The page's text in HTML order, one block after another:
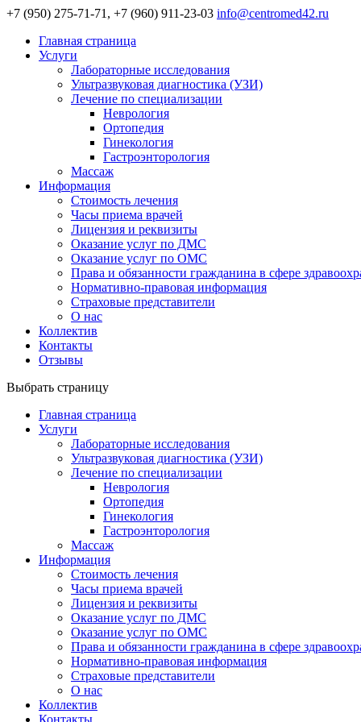
+7 (950) 275-71-71, +7 (960) 911-23-03 info@centromed42.ru
Главная страница
Услуги
Лабораторные исследования
Ультразвуковая диагностика (УЗИ)
Лечение по специализации
Неврология
Ортопедия
Гинекология
Гастроэнторология
Массаж
Информация
Стоимость лечения
Часы приема врачей
Лицензия и реквизиты
Оказание услуг по ДМС
Оказание услуг по ОМС
Права и обязанности гражданина в сфере
Нормативно-правовая информация
Страховые представители
О нас
Коллектив
Контакты
Отзывы
Выбрать страницу
Главная страница
Услуги
Лабораторные исследования
Ультразвуковая диагностика (УЗИ)
Лечение по специализации
Неврология
Ортопедия
Гинекология
Гастроэнторология
Массаж
Информация
Стоимость лечения
Часы приема врачей
Лицензия и реквизиты
Оказание услуг по ДМС
Оказание услуг по ОМС
Права и обязанности гражданина в сфере
Нормативно-правовая информация
Страховые представители
О нас
Коллектив
Контакты